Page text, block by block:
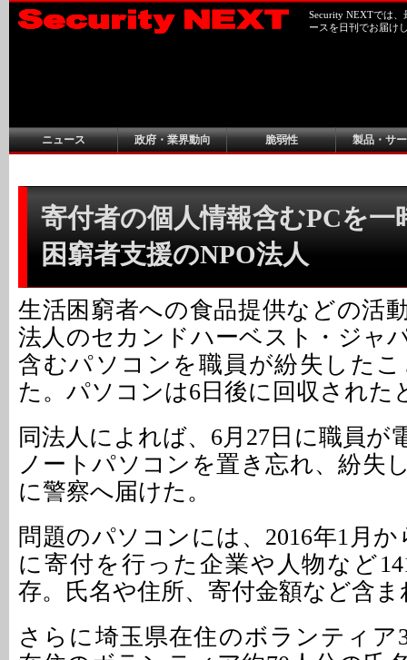
Security NEXTでは
ースを日刊でお届け
ニュース 政府・業界動向 脆弱性 製品・サ
寄付者の個人情報含むPCを一
困窮者支援のNPO法人
生活困窮者への食品提供などの活
法人のセカンドハーベスト・ジャ
含むパソコンを職員が紛失した
た。パソコンは6日後に回収された
同法人によれば、6月27日に職員が
ノートパソコンを置き忘れ、紛失
に警察へ届けた。
問題のパソコンには、2016年1月か
に寄付を行った企業や人物など
存。氏名や住所、寄付金額など含ま
さらに埼玉県在住のボランティア